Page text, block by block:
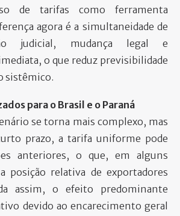
de tarifas como ferramenta
agora é a simultaneidade de
judicial, mudança legal e
o que reduz previsibilidade
sistêmico.
para o Brasil e o Paraná
se torna mais complexo, mas
prazo, a tarifa uniforme pode
anteriores, o que, em alguns
posição relativa de exportadores
assim, o efeito predominante
devido ao encarecimento geral